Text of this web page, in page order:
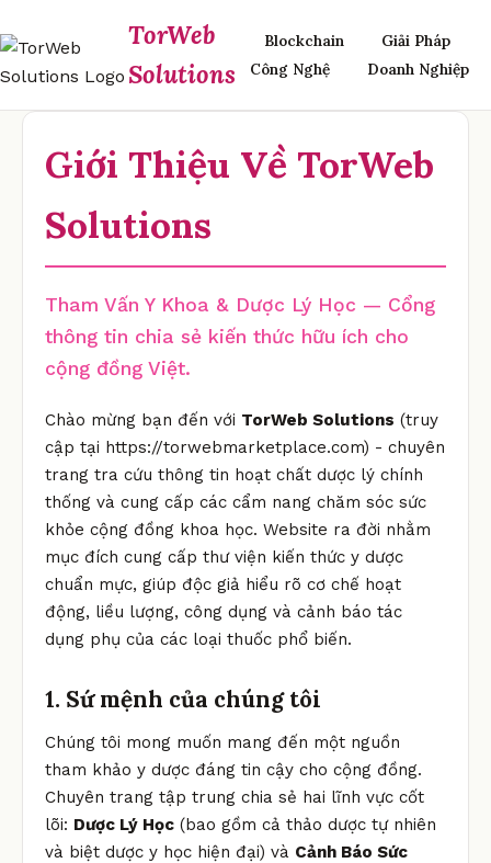
TorWeb
Solutions
Blockchain
Công Nghệ
Giải Pháp
Doanh Nghiệp
Giới Thiệu Về TorWeb
Solutions
Tham Vấn Y Khoa & Dược Lý Học — Cổng
thông tin chia sẻ kiến thức hữu ích cho
cộng đồng Việt.
Chào mừng bạn đến với TorWeb Solutions (truy
cập tại https://torwebmarketplace.com) - chuyên
trang tra cứu thông tin hoạt chất dược lý chính
thống và cung cấp các cẩm nang chăm sóc sức
khỏe cộng đồng khoa học. Website ra đời nhằm
mục đích cung cấp thư viện kiến thức y dược
chuẩn mực, giúp độc giả hiểu rõ cơ chế hoạt
động, liều lượng, công dụng và cảnh báo tác
dụng phụ của các loại thuốc phổ biến.
1. Sứ mệnh của chúng tôi
Chúng tôi mong muốn mang đến một nguồn
tham khảo y dược đáng tin cậy cho cộng đồng.
Chuyên trang tập trung chia sẻ hai lĩnh vực cốt
lõi: Dược Lý Học (bao gồm cả thảo dược tự nhiên
và biệt dược y học hiện đại) và Cảnh Báo Sức